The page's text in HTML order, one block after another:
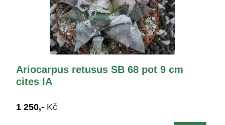
Ariocarpus retusus SB 68 pot 9 cm
cites IA
1 250,- Kč